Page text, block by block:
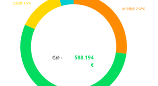
588.194
€
​总价：